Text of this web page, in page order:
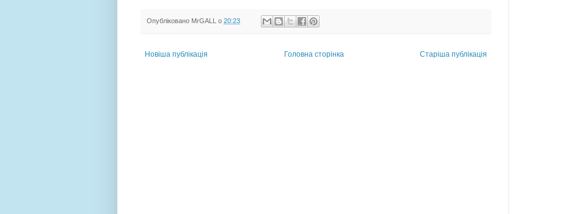
Опубліковано MrGALL о 20:23
Новіша публікація Старіша публікація
Головна сторінка